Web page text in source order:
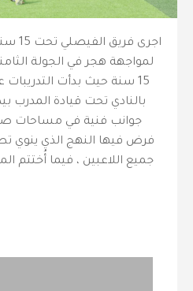
اجرى
لمواجهة هجر في الجولة
15 سنة حيث بدأت
بالنادي تحت قيادة المدرب
جوانب فنية في مساحات
فرض فيها النهج الذي ينوي
جميع اللاعبين ، فيما أُختتم